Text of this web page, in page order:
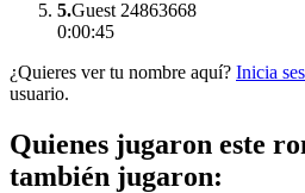
5.Guest 24863668
0:00:45
¿Quieres ver tu nombre aquí? Inicia
usuario.
Quienes jugaron este
también jugaron: